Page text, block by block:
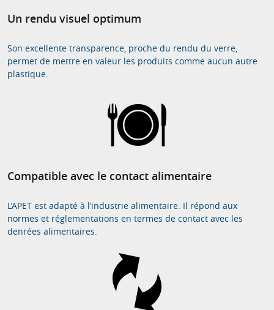
Un rendu visuel optimum
Son excellente transparence, proche du rendu du verre,
permet de mettre en valeur les produits comme aucun autre
plastique.
Compatible avec le contact alimentaire
L’APET est adapté à l’industrie alimentaire. Il répond aux
normes et réglementations en termes de contact avec les
denrées alimentaires.